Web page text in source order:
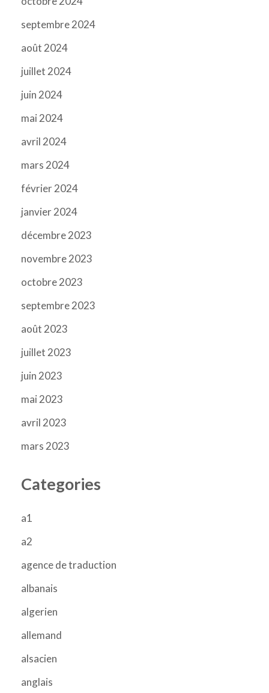
septembre 2024
août 2024
juillet 2024
juin 2024
mai 2024
avril 2024
mars 2024
février 2024
janvier 2024
décembre 2023
novembre 2023
octobre 2023
septembre 2023
août 2023
juillet 2023
juin 2023
mai 2023
avril 2023
mars 2023
Categories
a1
a2
agence de traduction
albanais
algerien
allemand
alsacien
anglais